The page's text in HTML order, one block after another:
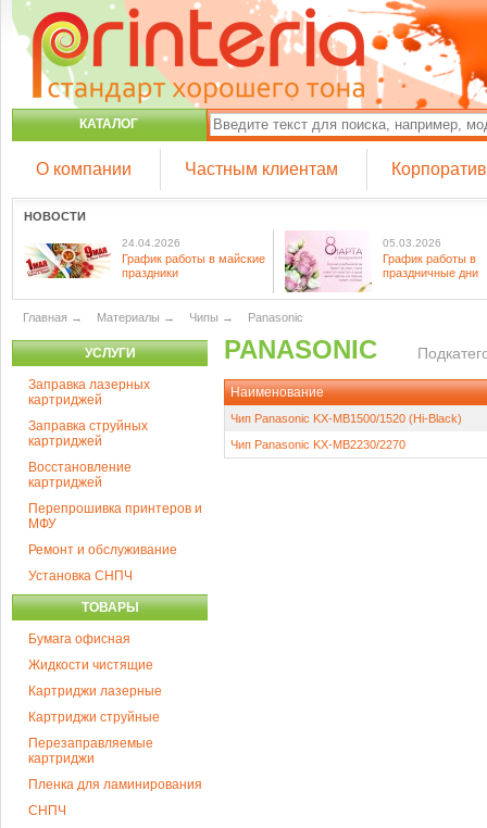
КАТАЛОГ
О компании Частным клиентам
НОВОСТИ
24.04.2026
График работы в майские
праздники
05.03.2026
График работы в
праздничные дни
Главная → Материалы → Чипы → Panasonic
УСЛУГИ
Заправка лазерных
картриджей
Заправка струйных
картриджей
Восстановление
картриджей
Перепрошивка принтеров и
МФУ
Ремонт и обслуживание
Установка СНПЧ
ТОВАРЫ
Бумага офисная
Жидкости чистящие
Картриджи лазерные
Картриджи струйные
Перезаправляемые
картриджи
Пленка для ламинирования
СНПЧ
PANASONIC
Наименование
Чип Panasonic KX-MB1500/1520 (Hi-Black)
Чип Panasonic KX-MB2230/2270